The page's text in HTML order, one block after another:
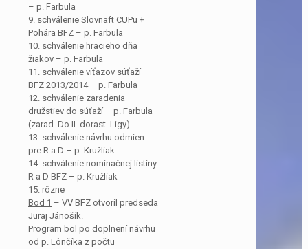
– p. Farbula
9. schválenie Slovnaft CUPu +
Pohára BFZ – p. Farbula
10. schválenie hracieho dňa
žiakov – p. Farbula
11. schválenie víťazov súťaží
BFZ 2013/2014 – p. Farbula
12. schválenie zaradenia
družstiev do súťaží – p. Farbula
(zarad. Do II. dorast. Ligy)
13. schválenie návrhu odmien
pre R a D – p. Kružliak
14. schválenie nominačnej listiny
R a D BFZ – p. Kružliak
15. rôzne
Bod 1 – VV BFZ otvoril predseda
Juraj Jánošík.
Program bol po doplnení návrhu
od p. Lônčíka z počtu